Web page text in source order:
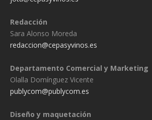
Redacción
Sara Alonso Moreda
redaccion@cepasyvinos.es
Departamento Comercial y Marketing
Olalla Domínguez Vicente
publycom@publycom.es
Diseño y maquetación